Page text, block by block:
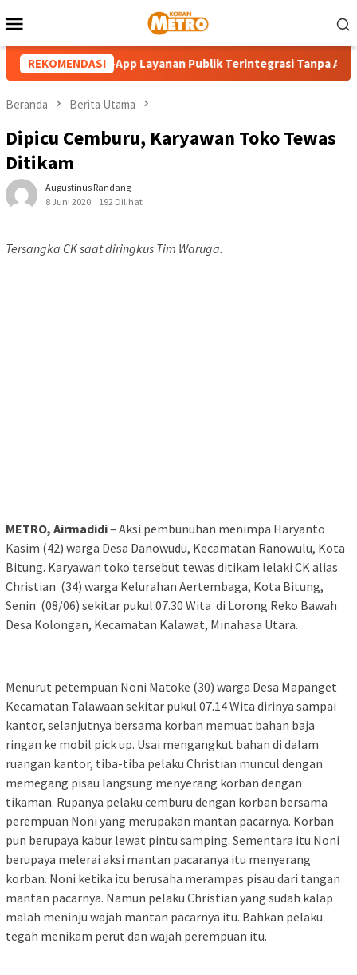
ke
Mobile
REKOMENDASI
Balé, Super-App Layanan Publik Terintegrasi Tanpa APBD
Beranda Berita Utama
Dipicu Cemburu, Karyawan Toko Tewas
Ditikam
Augustinus Randang
8 Juni 2020
192 Dilihat
Tersangka CK saat diringkus Tim Waruga.
METRO, Airmadidi– Aksi pembunuhan menimpa Haryanto
Kasim (42) warga Desa Danowudu, Kecamatan Ranowulu, Kota
Bitung. Karyawan toko tersebut tewas ditikam lelaki CK alias
Christian (34) warga Kelurahan Aertembaga, Kota Bitung,
Senin (08/06) sekitar pukul 07.30 Wita di Lorong Reko Bawah
Desa Kolongan, Kecamatan Kalawat, Minahasa Utara.
Menurut petempuan Noni Matoke (30) warga Desa Mapanget
Kecamatan Talawaan sekitar pukul 07.14 Wita dirinya sampai
kantor, selanjutnya bersama korban memuat bahan baja
ringan ke mobil pick up. Usai mengangkut bahan di dalam
ruangan kantor, tiba-tiba pelaku Christian muncul dengan
memegang pisau langsung menyerang korban dengan
tikaman. Rupanya pelaku cemburu dengan korban bersama
perempuan Noni yang merupakan mantan pacarnya. Korban
pun berupaya kabur lewat pintu samping. Sementara itu Noni
berupaya melerai aksi mantan pacaranya itu menyerang
korban. Noni ketika itu berusaha merampas pisau dari tangan
mantan pacarnya. Namun pelaku Christian yang sudah kalap
malah meninju wajah mantan pacarnya itu. Bahkan pelaku
tegah menikam perut dan wajah perempuan itu.